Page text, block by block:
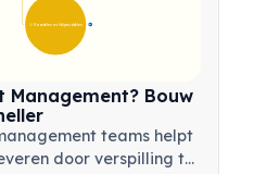
💡 Voordelen en Hulpmiddelen
Management? Bouw
teams helpt
door verspilling te